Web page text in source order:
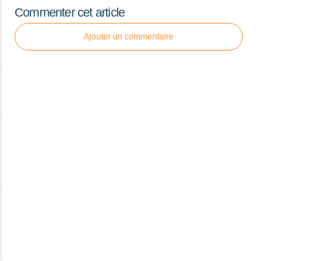
Commenter cet article
Ajouter un commentaire